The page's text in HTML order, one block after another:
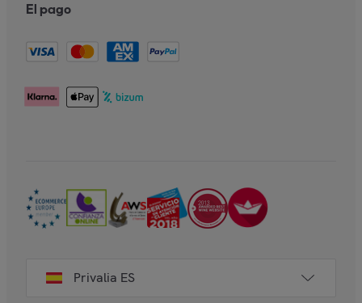
El pago
Privalia ES